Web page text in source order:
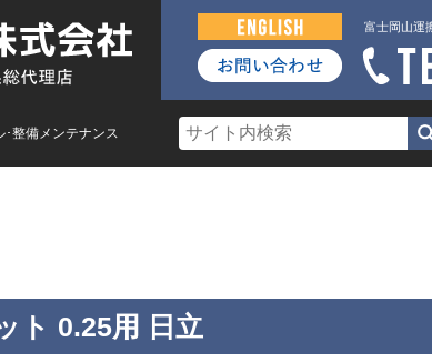
富士岡山運
･整備メンテナンス
ト 0.25用 日立